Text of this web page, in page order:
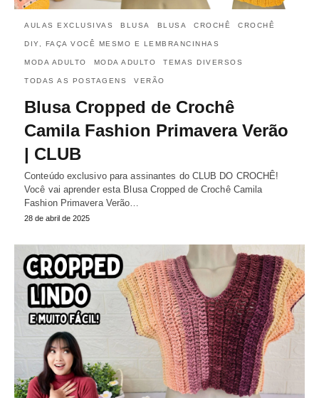
AULAS EXCLUSIVAS BLUSA BLUSA CROCHÊ CROCHÊ
DIY, FAÇA VOCÊ MESMO E LEMBRANCINHAS
MODA ADULTO MODA ADULTO TEMAS DIVERSOS
TODAS AS POSTAGENS VERÃO
Blusa Cropped de Crochê
Camila Fashion Primavera Verão
| CLUB
Conteúdo exclusivo para assinantes do CLUB DO CROCHÊ!
Você vai aprender esta Blusa Cropped de Crochê Camila
Fashion Primavera Verão…
28 de abril de 2025